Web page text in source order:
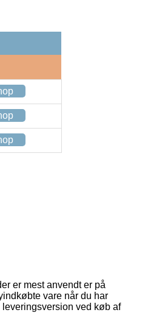
er mest anvendt er på
vare når du har
ved køb af